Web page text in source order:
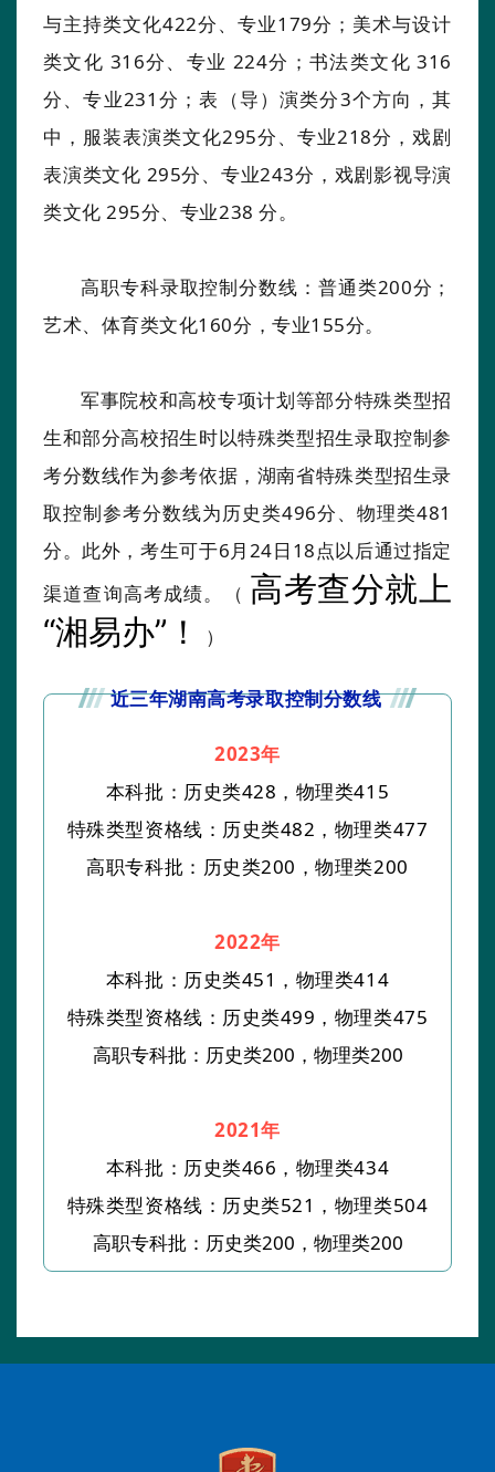
与主持类文化422分、专业179分；美术与设计
类文化 316分、专业 224分；书法类文化 316
分、专业231分；表（导）演类分3个方向，其
中，服装表演类文化295分、专业218分，戏剧
表演类文化 295分、专业243分，戏剧影视导演
类文化 295分、专业238 分。
高职专科录取控制分数线：普通类200分；
艺术、体育类文化160分，专业155分。
军事院校和高校专项计划等部分特殊类型招
生和部分高校招生时以特殊类型招生录取控制参
考分数线作为参考依据，湖南省特殊类型招生录
取控制参考分数线为历史类496分、物理类481
分。此外，考生可于6月24日18点以后通过指定
渠道查询高考成绩。（ 高考查分就上
“湘易办”！
）
近三年湖南高考录取控制分数线
2023年
本科批：历史类428，物理类415
特殊类型资格线：历史类482，物理类477
高职专科批：历史类200，物理类200
2022年
本科批：历史类451，物理类414
特殊类型资格线：历史类499，物理类475
高职专科批：历史类200，物理类200
2021年
本科批：历史类466，物理类434
特殊类型资格线：历史类521，物理类504
高职专科批：历史类200，物理类200